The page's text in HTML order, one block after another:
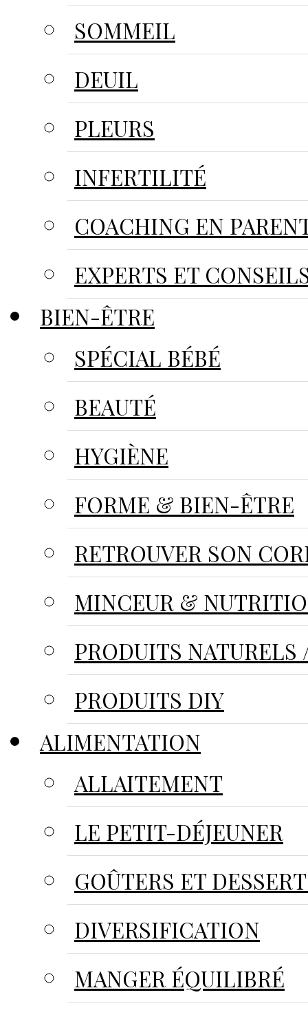
SOMMEIL
DEUIL
PLEURS
INFERTILITÉ
COACHING EN
EXPERTS ET
BIEN-ÊTRE
SPÉCIAL BÉBÉ
BEAUTÉ
HYGIÈNE
FORME & BIEN-ÊTRE
RETROUVER SON
MINCEUR &
PRODUITS NATURELS
PRODUITS DIY
ALIMENTATION
ALLAITEMENT
LE PETIT-DÉJEUNER
GOÛTERS ET
DIVERSIFICATION
MANGER ÉQUILIBRÉ